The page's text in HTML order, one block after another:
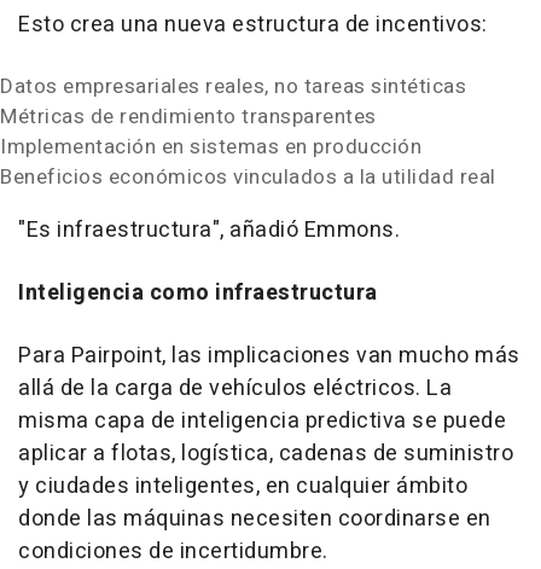
Esto crea una nueva estructura de incentivos:
Datos empresariales reales, no tareas sintéticas
Métricas de rendimiento transparentes
Implementación en sistemas en producción
Beneficios económicos vinculados a la utilidad real
"Es infraestructura", añadió Emmons.
Inteligencia como infraestructura
Para Pairpoint, las implicaciones van mucho más
allá de la carga de vehículos eléctricos. La
misma capa de inteligencia predictiva se puede
aplicar a flotas, logística, cadenas de suministro
y ciudades inteligentes, en cualquier ámbito
donde las máquinas necesiten coordinarse en
condiciones de incertidumbre.